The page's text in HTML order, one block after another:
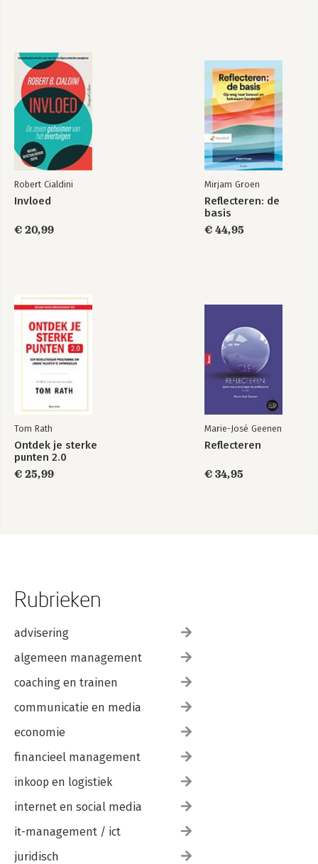
-Better Parenting with DISC
-DISC Action Planning
-DISC Mapping
-Postscript
Appendix: Style Combinations
Robert Cialdini
Invloed
€ 20,99
Mirjam Groen
Reflecteren: de
basis
€ 44,95
Tom Rath
Ontdek je sterke
punten 2.0
€ 25,99
Marie-José Geenen
Reflecteren
€ 34,95
Rubrieken
advisering
algemeen management
coaching en trainen
communicatie en media
economie
financieel management
inkoop en logistiek
internet en social media
it-management / ict
juridisch